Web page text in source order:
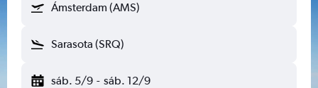
Ámsterdam (AMS)
Sarasota (SRQ)
sáb. 5/9 - sáb. 12/9